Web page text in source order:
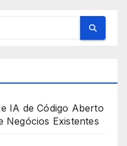
IA de Código Aberto
Negócios Existentes